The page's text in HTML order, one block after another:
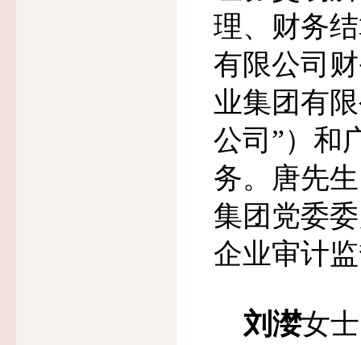
理、财务
有限公司
业集团有
公司”）和
务。唐先
集团党委
企业审计
刘漤女